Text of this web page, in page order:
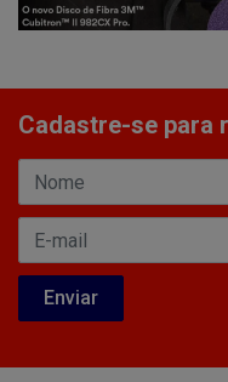
Cadastre-se para